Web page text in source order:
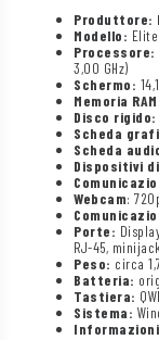
Produttore:
Modello:
Processore:
3,00 GHz)
Schermo:
Memoria
Disco rigido:
Scheda
Scheda
Dispositivi
Webcam:
Porte:
RJ-45,
Peso: circa
Batteria:
Tastiera:
Sistema: